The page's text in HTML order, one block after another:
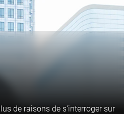
de raisons de s'interroger sur